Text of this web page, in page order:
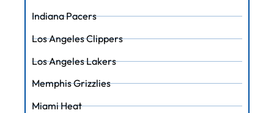
Indiana Pacers
Los Angeles Clippers
Los Angeles Lakers
Memphis Grizzlies
Miami Heat